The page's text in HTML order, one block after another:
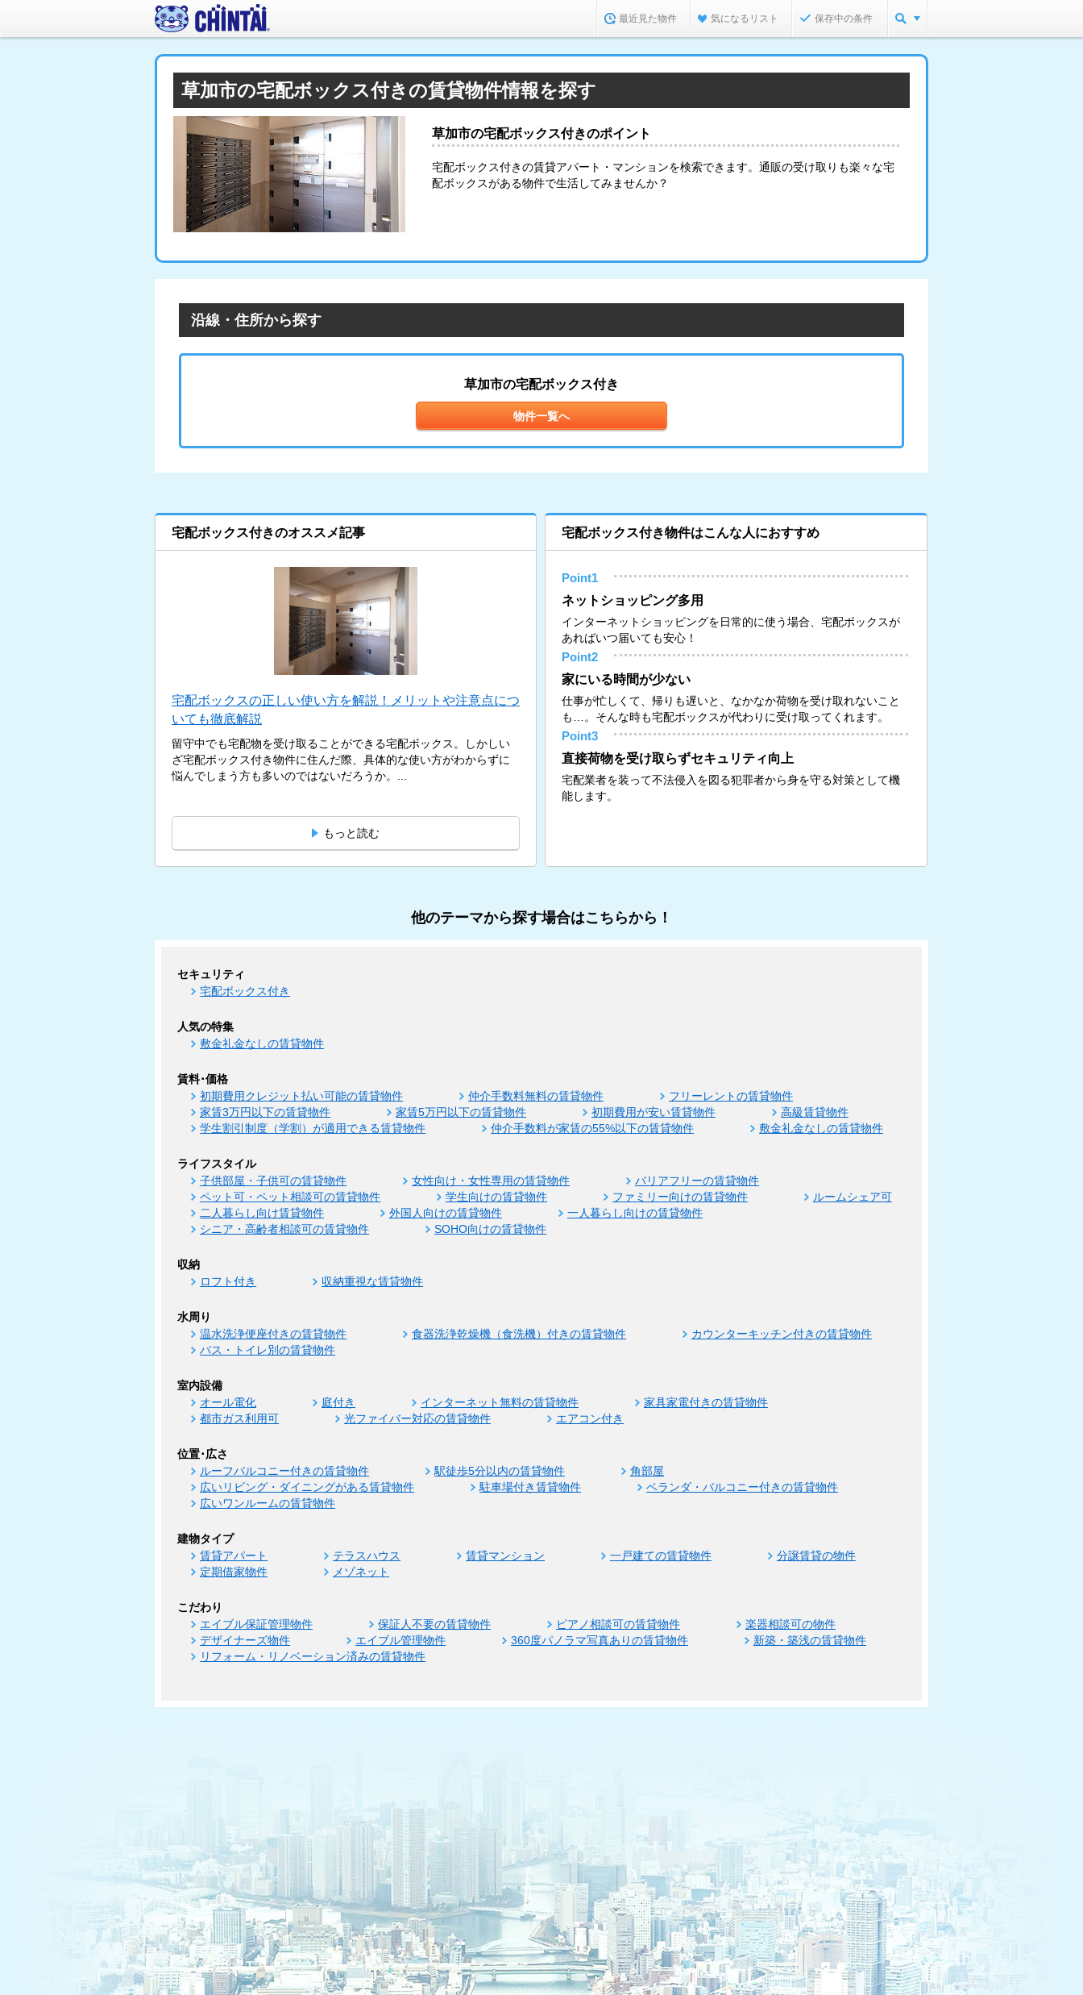
最近見た物件 気になるリスト 保存中の条件
草加市の宅配ボックス付きの賃貸物件情報を探す
草加市の宅配ボックス付きのポイント
宅配ボックス付きの賃貸アパート・マンションを検索できます。通販の受け取りも楽々な宅
配ボックスがある物件で生活してみませんか？
沿線・住所から探す
草加市の宅配ボックス付き
物件一覧へ
宅配ボックス付きのオススメ記事
宅配ボックスの正しい使い方を解説！メリットや注意点につ
いても徹底解説
留守中でも宅配物を受け取ることができる宅配ボックス。しかしい
ざ宅配ボックス付き物件に住んだ際、具体的な使い方がわからずに
悩んでしまう方も多いのではないだろうか。...
もっと読む
宅配ボックス付き物件はこんな人におすすめ
Point1
ネットショッピング多用
インターネットショッピングを日常的に使う場合、宅配ボックスが
あればいつ届いても安心！
Point2
家にいる時間が少ない
仕事が忙しくて、帰りも遅いと、なかなか荷物を受け取れないこと
も…。そんな時も宅配ボックスが代わりに受け取ってくれます。
Point3
直接荷物を受け取らずセキュリティ向上
宅配業者を装って不法侵入を図る犯罪者から身を守る対策として機
能します。
他のテーマから探す場合はこちらから！
セキュリティ
宅配ボックス付き
人気の特集
敷金礼金なしの賃貸物件
賃料･価格
初期費用クレジット払い可能の賃貸物件 仲介手数料無料の賃貸物件
フリーレントの賃貸物件
家賃3万円以下の賃貸物件
家賃5万円以下の賃貸物件 初期費用が安い賃貸物件
高級賃貸物件
学生割引制度（学割）が適用できる賃貸物件
仲介手数料が家賃の55%以下の賃貸物件 敷金礼金なしの賃貸物件
ライフスタイル
子供部屋・子供可の賃貸物件 女性向け・女性専用の賃貸物件
バリアフリーの賃貸物件
ペット可・ペット相談可の賃貸物件
学生向けの賃貸物件 ファミリー向けの賃貸物件
ルームシェア可
二人暮らし向け賃貸物件
外国人向けの賃貸物件
一人暮らし向けの賃貸物件
シニア・高齢者相談可の賃貸物件
SOHO向けの賃貸物件
収納
ロフト付き 収納重視な賃貸物件
水周り
温水洗浄便座付きの賃貸物件 食器洗浄乾燥機（食洗機）付きの賃貸物件
カウンターキッチン付きの賃貸物件
バス・トイレ別の賃貸物件
室内設備
オール電化 庭付き インターネット無料の賃貸物件
家具家電付きの賃貸物件
都市ガス利用可
光ファイバー対応の賃貸物件 エアコン付き
位置･広さ
ルーフバルコニー付きの賃貸物件 駅徒歩5分以内の賃貸物件
角部屋
広いリビング・ダイニングがある賃貸物件
駐車場付き賃貸物件
ベランダ・バルコニー付きの賃貸物件
広いワンルームの賃貸物件
建物タイプ
賃貸アパート テラスハウス 賃貸マンション 一戸建ての賃貸物件
分譲賃貸の物件
定期借家物件
メゾネット
こだわり
エイブル保証管理物件 保証人不要の賃貸物件 ピアノ相談可の賃貸物件
楽器相談可の物件
デザイナーズ物件
エイブル管理物件 360度パノラマ写真ありの賃貸物件
新築・築浅の賃貸物件
リフォーム・リノベーション済みの賃貸物件